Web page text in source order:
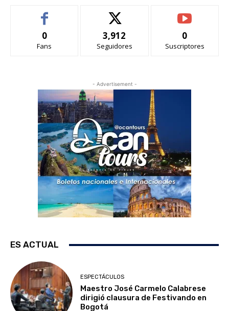
0
Fans
3,912
Seguidores
0
Suscriptores
- Advertisement -
ES ACTUAL
ESPECTÁCULOS
Maestro José Carmelo Calabrese
dirigió clausura de Festivando en
Bogotá